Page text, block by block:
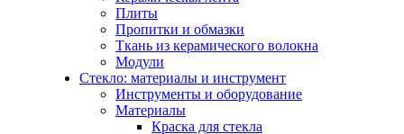
Плиты
Пропитки и обмазки
Ткань из керамического волокна
Модули
Стекло: материалы и инструмент
Инструменты и оборудование
Материалы
Краска для стекла